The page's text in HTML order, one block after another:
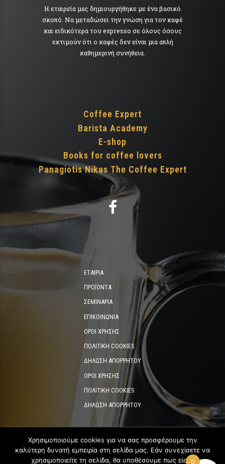
Η εταιρεία μας δημιουργήθηκε με ένα βασικό
σκοπό. Να μεταδώσει την γνώση για τον καφέ
και ειδικότερα του espresso σε όλους όσους
εκτιμούν ότι ο καφές δεν είναι μια απλή
καθημερινή συνήθεια.
Coffee Expert
Barista Academy
E-shop
Books for coffee lovers
Panagiotis Nikas The Coffee Expert
ΕΤΑΙΡΊΑ
ΠΡΟΪΌΝΤΑ
ΣΕΜΙΝΆΡΙΑ
ΕΠΙΚΟΙΝΩΝΊΑ
ΌΡΟΙ ΧΡΉΣΗΣ
ΠΟΛΙΤΙΚΉ COOKIES
ΔΉΛΩΣΗ ΑΠΟΡΡΉΤΟΥ
ΌΡΟΙ ΧΡΉΣΗΣ
ΠΟΛΙΤΙΚΉ COOKIES
ΔΉΛΩΣΗ ΑΠΟΡΡΉΤΟΥ
©2023Coffee Expert Group of companies. All rights reserved.
0
Χρησιμοποιούμε cookies για να σας προσφέρουμε την
καλύτερη δυνατή εμπειρία στη σελίδα μας. Εάν συνεχίσετε να
χρησιμοποιείτε τη σελίδα, θα υποθέσουμε πως είστε